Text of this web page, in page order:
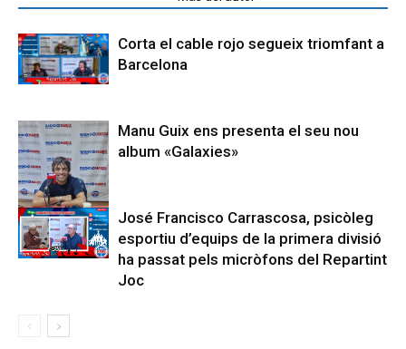
Corta el cable rojo segueix triomfant a
Barcelona
Manu Guix ens presenta el seu nou
album «Galaxies»
José Francisco Carrascosa, psicòleg
esportiu d’equips de la primera divisió
ha passat pels micròfons del Repartint
Joc